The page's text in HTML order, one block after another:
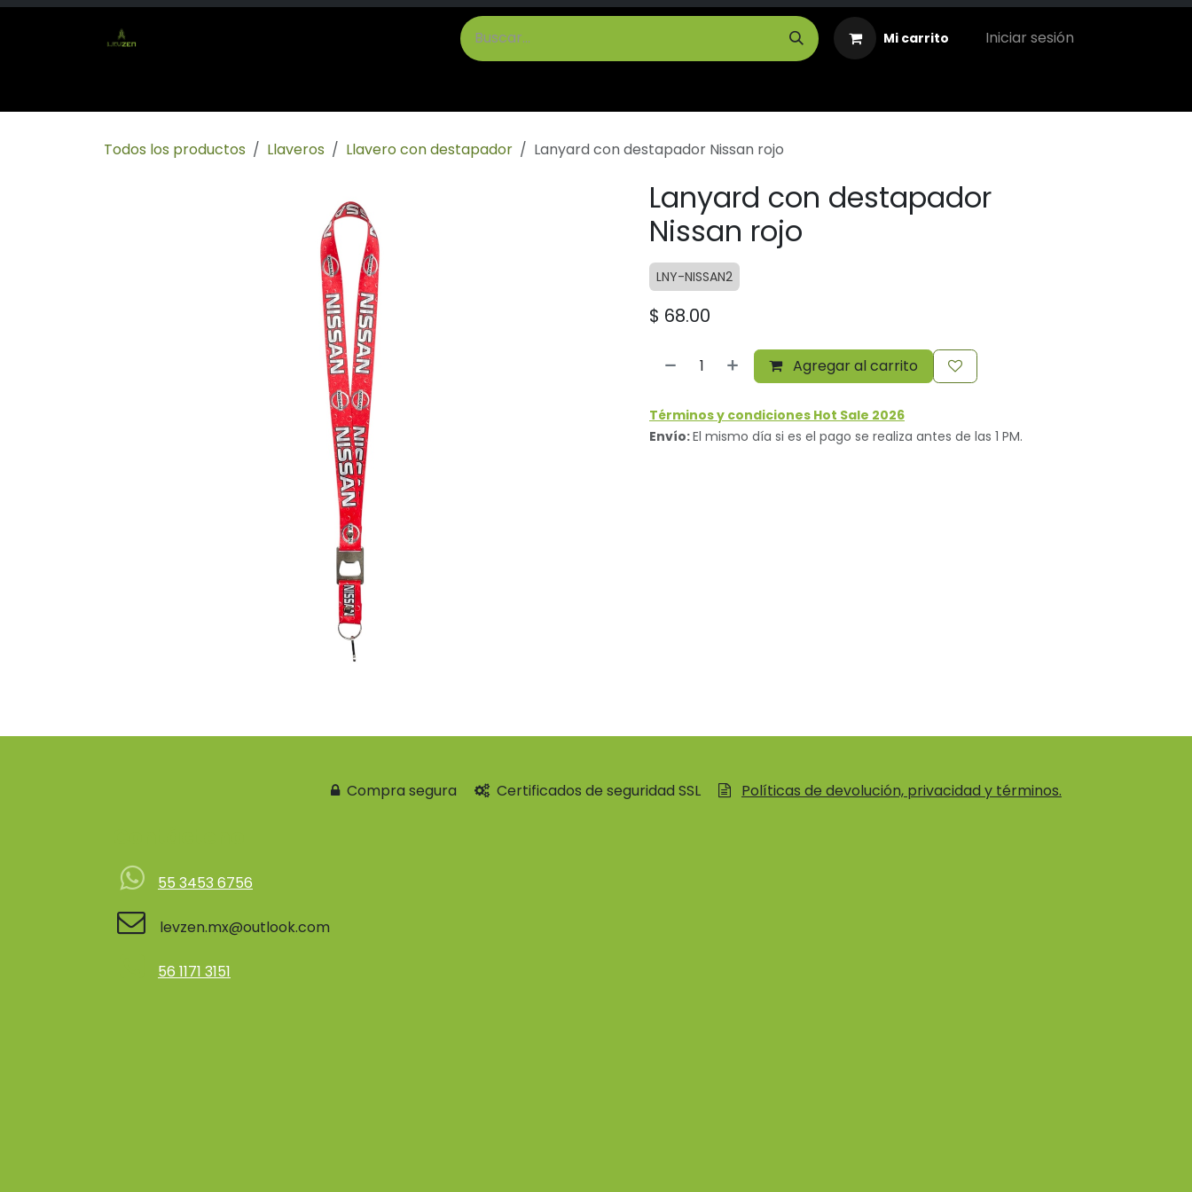
Ir al contenido
Mi carrito Iniciar sesión
Todos los productos Llaveros Llavero con destapador Lanyard con destapador Nissan rojo
Lanyard con destapador
Nissan rojo
LNY-NISSAN2
$ 68.00
Agregar al carrito
Términos y condiciones Hot Sale 2026
Envío:El mismo día si es el pago se realiza antes de las 1 PM.
Compra segura Certificados de seguridad SSL Políticas de devolución, privacidad y términos.
55 3453 6756
levzen.mx@outlook.com
56 1171 3151